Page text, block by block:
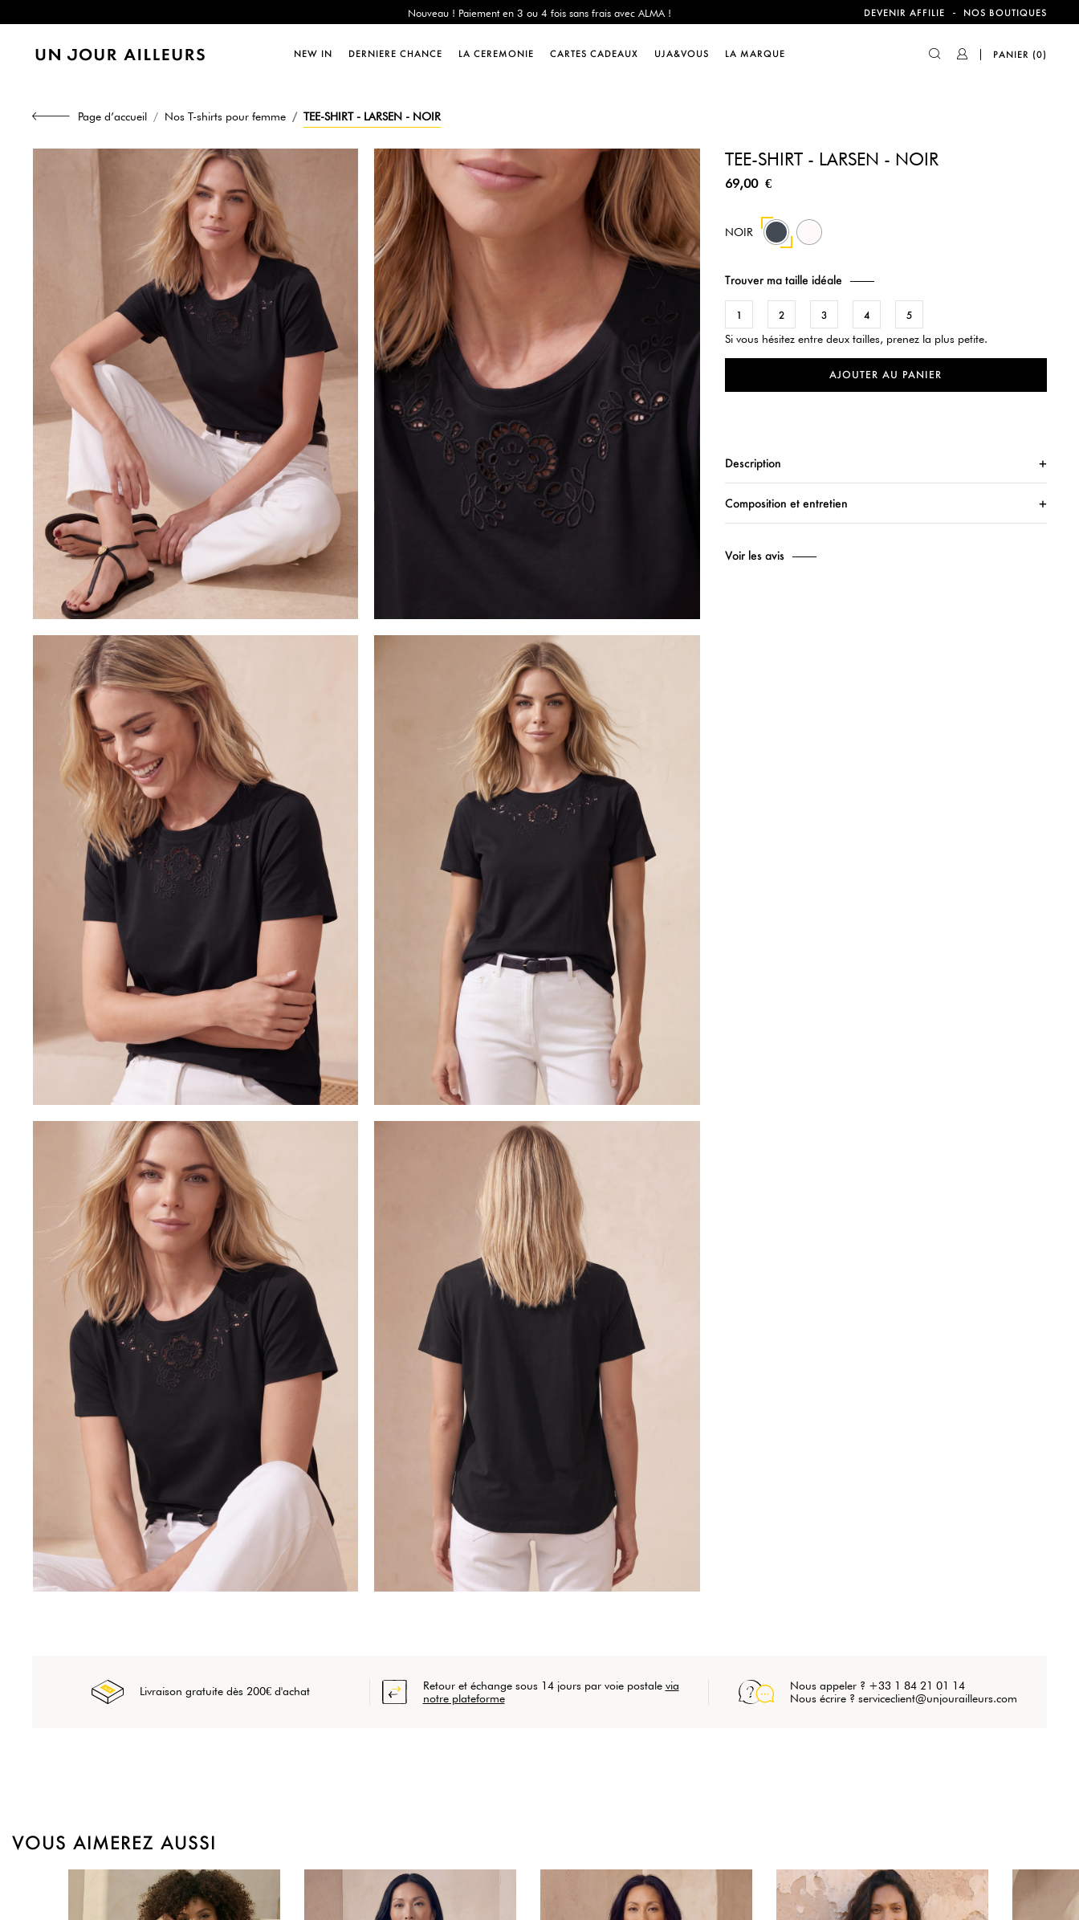
Dernière Chance : -60% sur une sélection jusqu'au 23/08 en vous connectant à votre compte !
Livraison offerte dès 200€ d'achat
Dernière Chance : -60% sur une sélection jusqu'au 23/08 en vous connectant à votre compte !
DEVENIR AFFILIE - NOS BOUTIQUES
NEW IN DERNIERE CHANCE LA CEREMONIE CARTES CADEAUX UJA&VOUS LA MARQUE PANIER (0)
Page d’accueil Nos T-shirts pour femme TEE-SHIRT - LARSEN - NOIR
TEE-SHIRT - LARSEN - NOIR
69,00 €
NOIR 54
Trouver ma taille idéale
1 2 3 4 5
Si vous hésitez entre deux tailles, prenez la plus petite.
AJOUTER AU PANIER
Description
Composition et entretien
Voir les avis
Livraison gratuite dès 200€ d'achat Retour et échange sous 14 jours par voie postale via
notre plateforme
Nous appeler ? +33 1 84 21 01 14
Nous écrire ? serviceclient@unjourailleurs.com
VOUS AIMEREZ AUSSI